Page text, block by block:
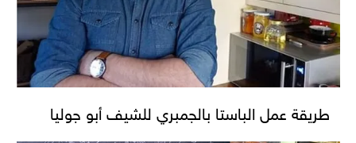
طريقة عمل الباستا بالجمبري للشيف أبو جوليا